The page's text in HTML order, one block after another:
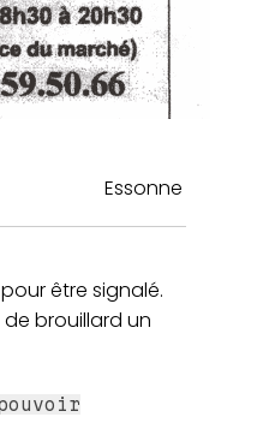
Essonne
être signalé.
brouillard un